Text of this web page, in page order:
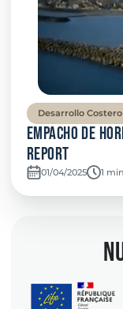
Desarrollo Costero
Empacho de
Report
01/04/2025 1 min